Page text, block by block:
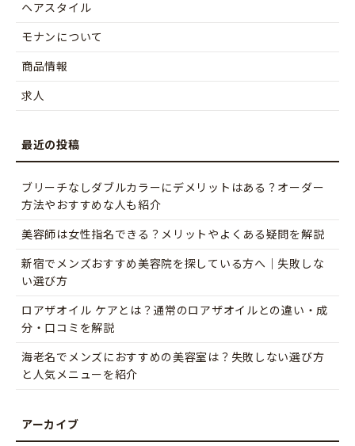
ヘアスタイル
モナンについて
商品情報
求人
ブリーチなしダブルカラーにデメリットはある？オーダー
方法やおすすめな人も紹介
美容師は女性指名できる？メリットやよくある疑問を解説
新宿でメンズおすすめ美容院を探している方へ｜失敗しな
い選び方
ロアザオイル ケアとは？通常のロアザオイルとの違い・成
分・口コミを解説
海老名でメンズにおすすめの美容室は？失敗しない選び方
と人気メニューを紹介